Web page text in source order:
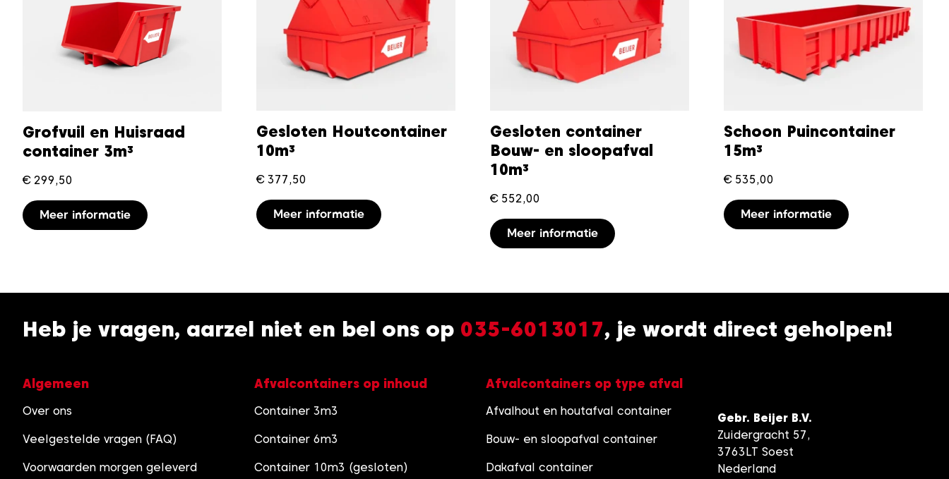
Grofvuil en Huisraad
container 3m³
€ 299,50
Meer informatie
Gesloten Houtcontainer
10m³
€ 377,50
Meer informatie
Gesloten container
Bouw- en sloopafval
10m³
€ 552,00
Meer informatie
Schoon Puincontainer
15m³
€ 535,00
Meer informatie
Heb je vragen, aarzel niet en bel ons op 035-6013017, je wordt direct geholpen!
Algemeen
Over ons
Veelgestelde vragen (FAQ)
Voorwaarden morgen geleverd
Afvalcontainers op inhoud
Container 3m3
Container 6m3
Container 10m3 (gesloten)
Afvalcontainers op type afval
Afvalhout en houtafval container
Bouw- en sloopafval container
Dakafval container
Gebr. Beijer B.V.
Zuidergracht 57,
3763LT Soest
Nederland